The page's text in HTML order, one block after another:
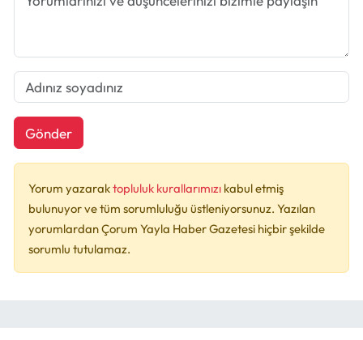
Gönder
Yorum yazaraktopluluk kurallarımızı kabul etmiş
bulunuyor ve tüm sorumluluğu üstleniyorsunuz. Yazılan
yorumlardan Çorum Yayla Haber Gazetesi hiçbir şekilde
sorumlu tutulamaz.